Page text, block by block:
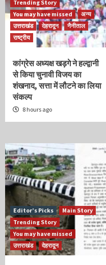
Trending Story
You may have missed
अन्य
उत्तराखंड
देहरादून
नैनीताल
राष्ट्रीय
कांग्रेस अध्यक्ष खड़गे ने हल्द्वानी
से किया चुनावी विजय का
शंखनाद, सत्ता में लौटने का लिया
संकल्प
8 hours ago
Editor’s Picks
Main Story
Trending Story
You may have missed
उत्तराखंड
देहरादून